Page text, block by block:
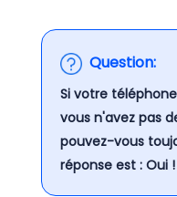
Question:
Si votre
vous n'avez pas
pouvez-vous
réponse est : Oui !